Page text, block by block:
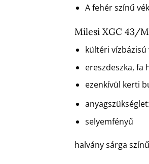
A fehér színű
Milesi XGC 43/
kültéri
ereszdeszka, fa
ezenkívül kerti
selyemfényű
halvány sárga színű